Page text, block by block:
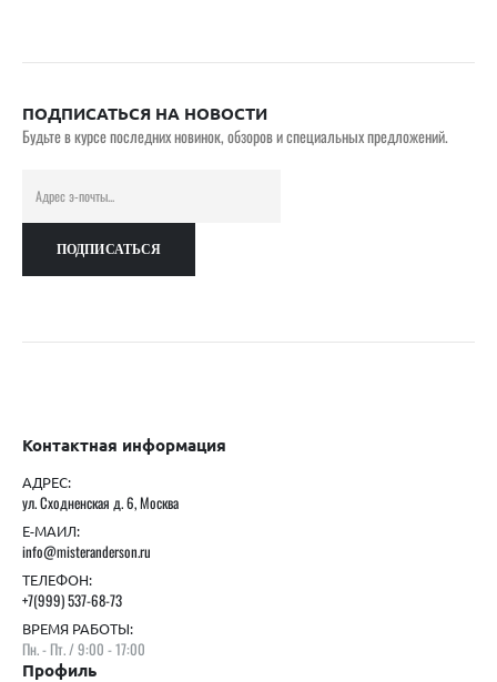
ПОДПИСАТЬСЯ НА НОВОСТИ
Будьте в курсе последних новинок, обзоров и специальных предложений.
Контактная информация
АДРЕС:
ул. Сходненская д. 6, Москва
Е-МАИЛ:
info@misteranderson.ru
ТЕЛЕФОН:
+7(999) 537-68-73
ВРЕМЯ РАБОТЫ:
Пн. - Пт. / 9:00 - 17:00
Профиль